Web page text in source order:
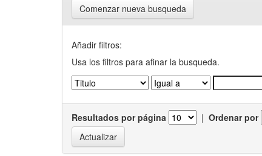
Comenzar nueva busqueda
Añadir filtros:
Usa los filtros para afinar la busqueda.
Resultados por página | Ordenar por